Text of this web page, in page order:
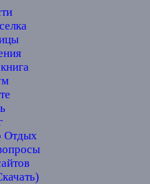
Отдых